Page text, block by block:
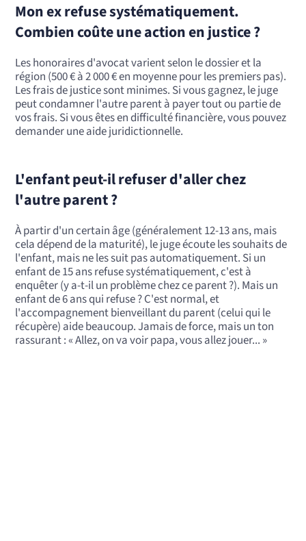
Mon ex refuse systématiquement.
Combien coûte une action en justice ?
Les honoraires d'avocat varient selon le dossier et la
région (500 € à 2 000 € en moyenne pour les premiers pas).
Les frais de justice sont minimes. Si vous gagnez, le juge
peut condamner l'autre parent à payer tout ou partie de
vos frais. Si vous êtes en difficulté financière, vous pouvez
demander une aide juridictionnelle.
L'enfant peut-il refuser d'aller chez
l'autre parent ?
À partir d'un certain âge (généralement 12-13 ans, mais
cela dépend de la maturité), le juge écoute les souhaits de
l'enfant, mais ne les suit pas automatiquement. Si un
enfant de 15 ans refuse systématiquement, c'est à
enquêter (y a-t-il un problème chez ce parent ?). Mais un
enfant de 6 ans qui refuse ? C'est normal, et
l'accompagnement bienveillant du parent (celui qui le
récupère) aide beaucoup. Jamais de force, mais un ton
rassurant : « Allez, on va voir papa, vous allez jouer... »